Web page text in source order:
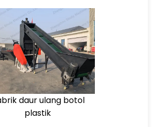
daur ulang botol
plastik